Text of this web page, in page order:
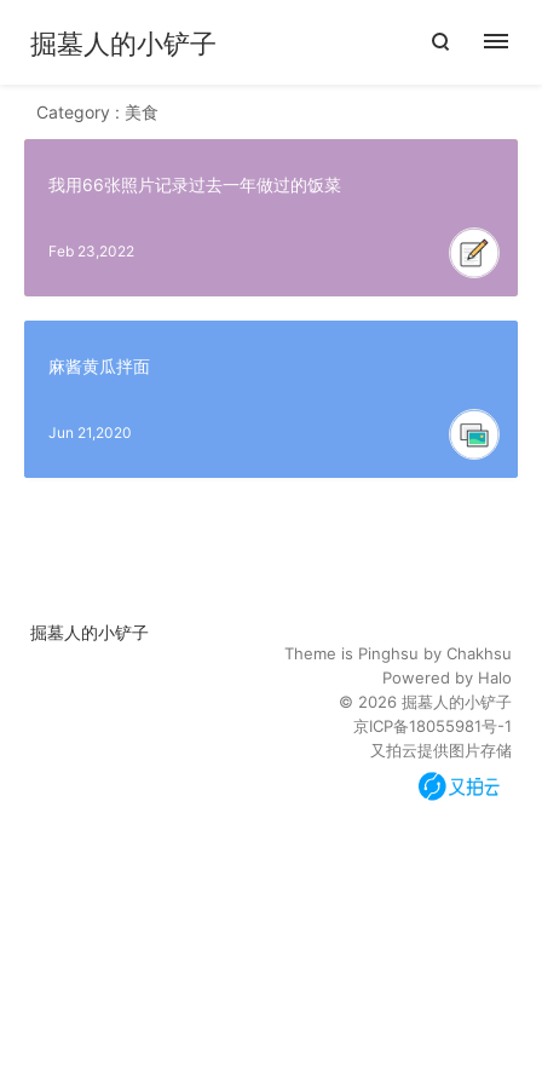
掘墓人的小铲子
Category : 美食
我用66张照片记录过去一年做过的饭菜
Feb 23,2022
麻酱黄瓜拌面
Jun 21,2020
掘墓人的小铲子
Theme is Pinghsu by Chakhsu
Powered by Halo
© 2026 掘墓人的小铲子
京ICP备18055981号-1
又拍云提供图片存储